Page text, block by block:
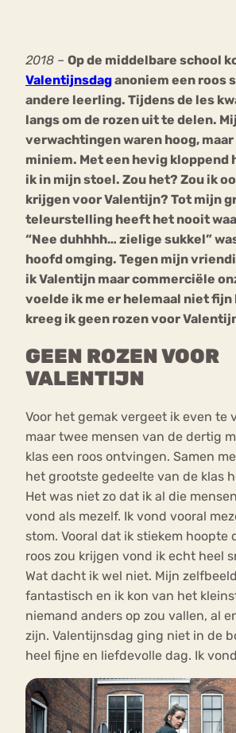
2018 – Op de middelbare school
Valentijnsdaganoniem een roos
andere leerling. Tijdens de les
langs om de rozen uit te delen.
verwachtingen waren hoog,
miniem. Met een hevig kloppend
ik in mijn stoel. Zou het? Zou ik
krijgen voor Valentijn? Tot mijn
teleurstelling heeft het nooit
“Nee duhhhh… zielige sukkel”
hoofd omging. Tegen mijn
ik Valentijn maar commerciële
voelde ik me er helemaal niet fijn
kreeg ik geen rozen voor
GEEN ROZEN VOOR
VALENTIJN
Voor het gemak vergeet ik even te
maar twee mensen van de dertig
klas een roos ontvingen. Samen
het grootste gedeelte van de klas
Het was niet zo dat ik al die
vond als mezelf. Ik vond vooral
stom. Vooral dat ik stiekem hoopte
roos zou krijgen vond ik echt heel
Wat dacht ik wel niet. Mijn
fantastisch en ik kon van het
niemand anders op zou vallen, al
zijn. Valentijnsdag ging niet in de
heel fijne en liefdevolle dag. Ik
Chat
Forum
mia
Nerv
osa
Eetstoornis
Eetbuien Piekeren
Orthorexia
Afvallen